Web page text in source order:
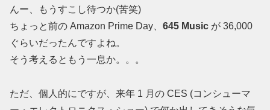
んー、もうすこし待つか(苦笑)
ちょっと前の Amazon Prime Day、 645 Music が 36,000
ぐらいだったんですよね。
そう考えるともう一息か。。。
ただ、個人的にですが、来年 1 月の CES (コンシューマ